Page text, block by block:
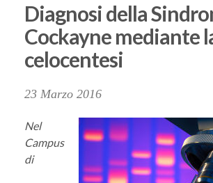
Diagnosi della
Cockayne mediante
celocentesi
23 Marzo 2016
Nel
Campus
di